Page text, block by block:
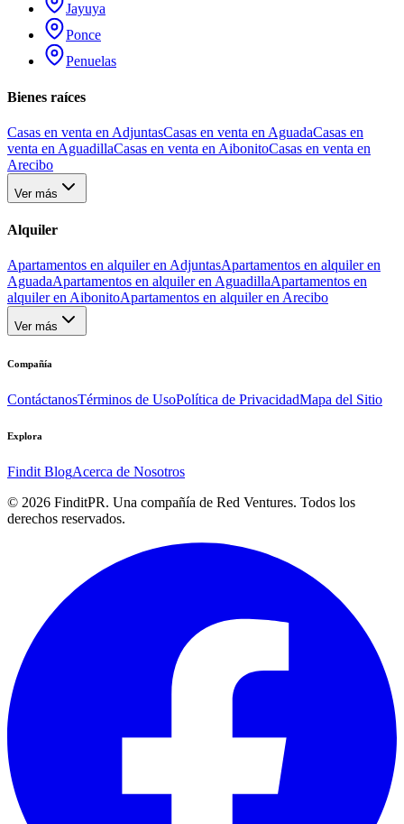
Jayuya
Ponce
Penuelas
Bienes raíces
Casas en venta en AdjuntasCasas en venta en AguadaCasas en
venta en AguadillaCasas en venta en AibonitoCasas en venta en
Arecibo
Ver más
Alquiler
Apartamentos en alquiler en AdjuntasApartamentos en alquiler en
AguadaApartamentos en alquiler en AguadillaApartamentos en
alquiler en AibonitoApartamentos en alquiler en Arecibo
Ver más
Compañía
ContáctanosTérminos de UsoPolítica de PrivacidadMapa del Sitio
Explora
Findit BlogAcerca de Nosotros
© 2026 FinditPR. Una compañía de Red Ventures. Todos los
derechos reservados.